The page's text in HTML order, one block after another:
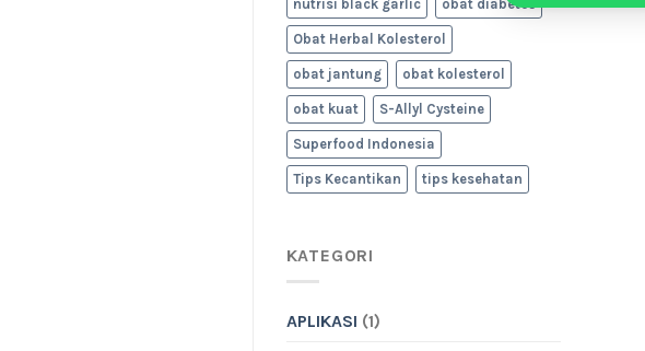
nutrisi black garlic obat diabetes
Obat Herbal Kolesterol
obat jantung obat kolesterol
obat kuat S-Allyl Cysteine
Superfood Indonesia
Tips Kecantikan tips kesehatan
KATEGORI
APLIKASI (1)